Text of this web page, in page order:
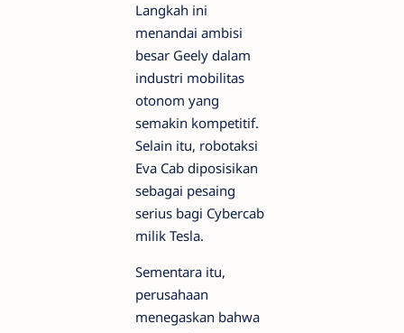
Langkah ini
menandai ambisi
besar Geely dalam
industri mobilitas
otonom yang
semakin kompetitif.
Selain itu, robotaksi
Eva Cab diposisikan
sebagai pesaing
serius bagi Cybercab
milik Tesla.
Sementara itu,
perusahaan
menegaskan bahwa